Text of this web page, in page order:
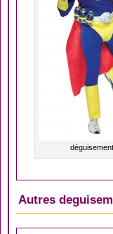
Autres